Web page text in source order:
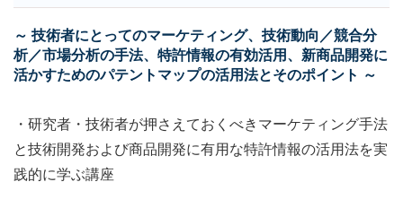
～ 技術者にとってのマーケティング、技術動向／競合分
析／市場分析の手法、特許情報の有効活用、新商品開発に
活かすためのパテントマップの活用法とそのポイント ～
・研究者・技術者が押さえておくべきマーケティング手法
と技術開発および商品開発に有用な特許情報の活用法を実
践的に学ぶ講座